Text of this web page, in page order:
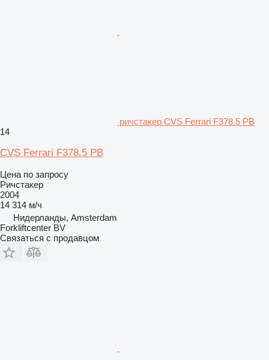
ричстакер CVS Ferrari F378.5 PB
14
CVS Ferrari F378.5 PB
Цена по запросу
Ричстакер
2004
14 314 м/ч
Нидерланды, Amsterdam
Forkliftcenter BV
Связаться с продавцом